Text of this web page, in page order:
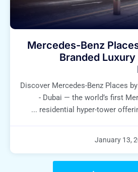
Mercedes-Benz
Branded
Discover Mercedes-Benz Places
- Dubai — the world’s first
residential hyper-tower
January 13,